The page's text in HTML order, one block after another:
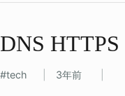
DNS
tech 3年前